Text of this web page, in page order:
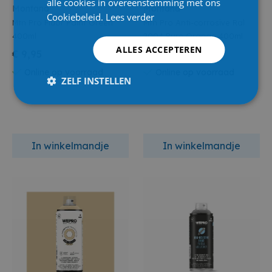
Montana
Mtn Pro Fluor Paint Green
400ml
€ 9,95
In winkelmandje
Montana
Mtn Pro Anti-corrosive Ral
2004 Pure Orange 400ml
€ 9,95
In winkelmandje
Cookiebeleid. Lees verder
ALLES ACCEPTEREN
ZELF INSTELLEN